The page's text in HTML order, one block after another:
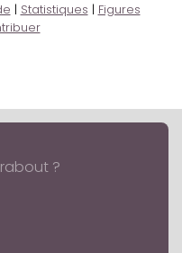
| Statistiques | Figures
?